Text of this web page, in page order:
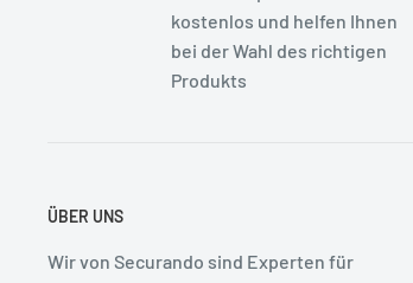
kostenlos und helfen Ihnen
bei der Wahl des richtigen
Produkts
ÜBER UNS
Wir von Securando sind Experten für